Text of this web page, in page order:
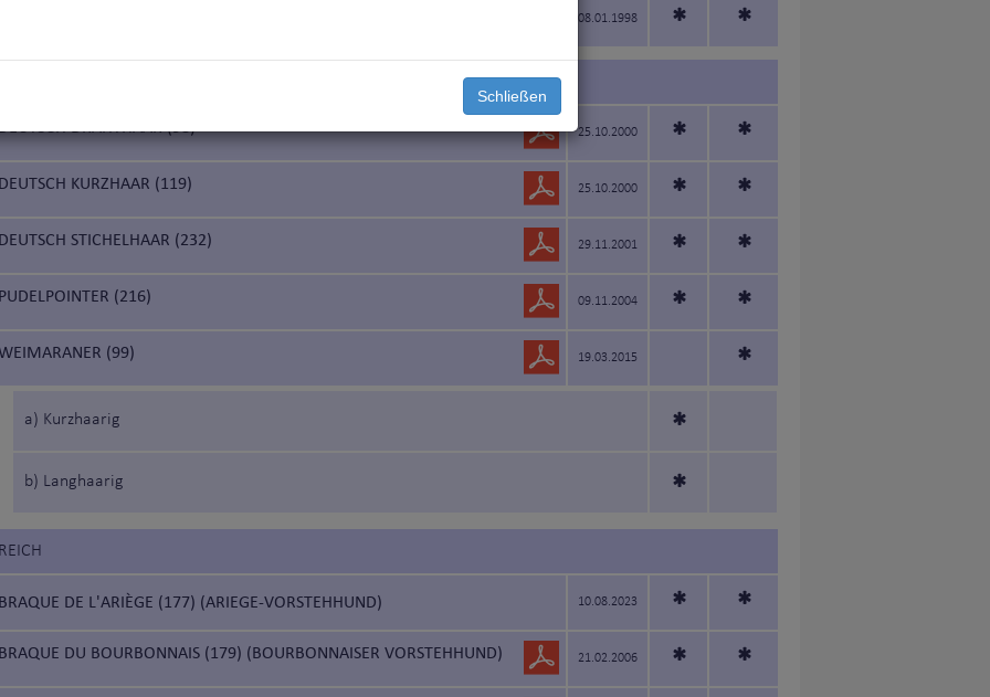
Schließen
08.01.1998 * *
DRAHTHAAR (98) 25.10.2000 * *
DEUTSCH KURZHAAR (119) 25.10.2000 * *
DEUTSCH STICHELHAAR (232) 29.11.2001 * *
PUDELPOINTER (216) 09.11.2004 * *
(99) 19.03.2015 *
a) Kurzhaarig *
b) Langhaarig *
BRAQUE DE L'ARIÈGE (177) (ARIEGE-VORSTEHHUND) 10.08.2023 * *
BRAQUE DU BOURBONNAIS (179) (BOURBONNAISER VORSTEHHUND) 21.02.2006 * *